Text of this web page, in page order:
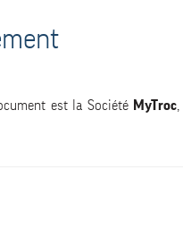
est la Société MyTroc